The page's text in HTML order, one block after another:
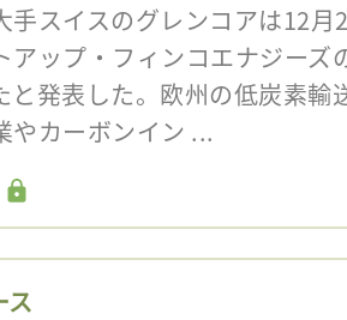
スイスのグレンコアは12月
アップ・フィンコエナジーズ
と発表した。欧州の低炭素
やカーボンイン ...
ス